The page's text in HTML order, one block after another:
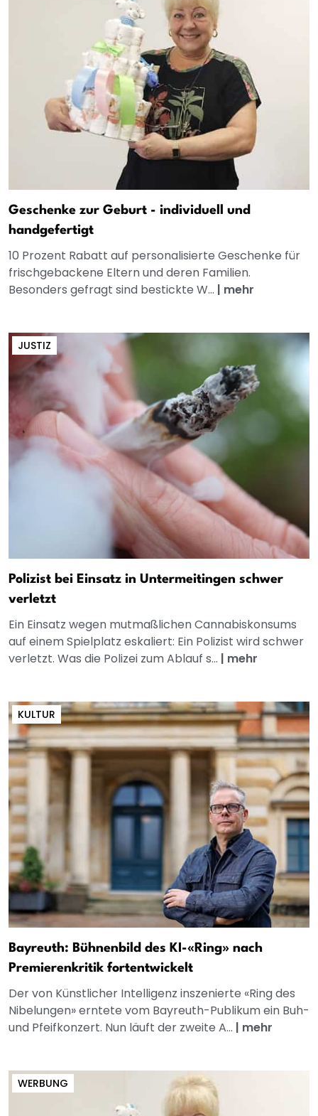
Geschenke zur Geburt - individuell und
handgefertigt
10 Prozent Rabatt auf personalisierte Geschenke für
frischgebackene Eltern und deren Familien.
Besonders gefragt sind bestickte W... | mehr
JUSTIZ
Polizist bei Einsatz in Untermeitingen schwer
verletzt
Ein Einsatz wegen mutmaßlichen Cannabiskonsums
auf einem Spielplatz eskaliert: Ein Polizist wird schwer
verletzt. Was die Polizei zum Ablauf s... | mehr
KULTUR
Bayreuth: Bühnenbild des KI-«Ring» nach
Premierenkritik fortentwickelt
Der von Künstlicher Intelligenz inszenierte «Ring des
Nibelungen» erntete vom Bayreuth-Publikum ein Buh-
und Pfeifkonzert. Nun läuft der zweite A... | mehr
WERBUNG